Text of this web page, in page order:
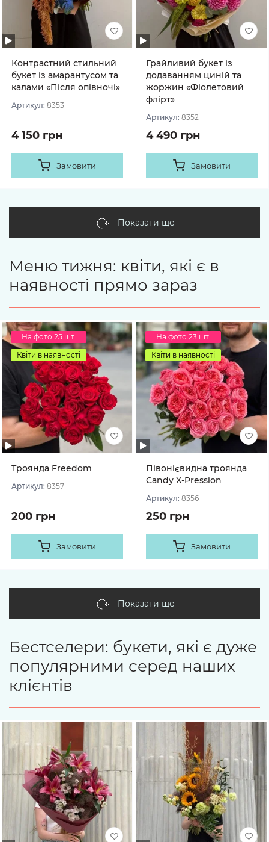
Контрастний стильний
букет із амарантусом та
калами «Після опівночі»
Артикул: 8353
4 150 грн
Замовити
Грайливий букет із
додаванням циній та
жоржин «Фіолетовий
флірт»
Артикул: 8352
4 490 грн
Замовити
Показати ще
Меню тижня: квіти, які є в
наявності прямо зараз
На фото 25 шт.
Квіти в наявності
Троянда Freedom
Артикул: 8357
200 грн
Замовити
На фото 23 шт.
Квіти в наявності
Півонієвидна троянда
Candy X-Pression
Артикул: 8356
250 грн
Замовити
Показати ще
Бестселери: букети, які є дуже
популярними серед наших
клієнтів